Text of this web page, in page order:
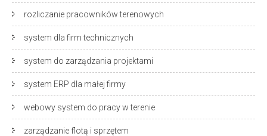
rozliczanie pracowników terenowych
system dla firm technicznych
system do zarządzania projektami
system ERP dla małej firmy
webowy system do pracy w terenie
zarządzanie flotą i sprzętem